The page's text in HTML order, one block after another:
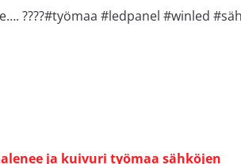
????#työmaa #ledpanel #winled
ja kuivuri työmaa sähköjen